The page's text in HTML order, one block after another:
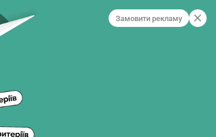
Замовити рекламу